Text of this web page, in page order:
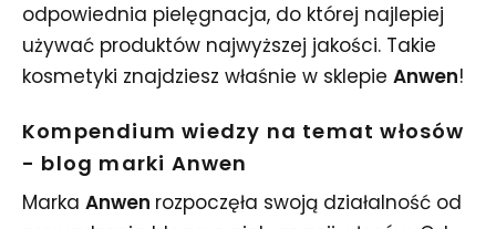
odpowiednia pielęgnacja, do której najlepiej
używać produktów najwyższej jakości. Takie
kosmetyki znajdziesz właśnie w sklepie Anwen!
Kompendium wiedzy na temat włosów
- blog marki Anwen
Marka Anwen rozpoczęła swoją działalność od